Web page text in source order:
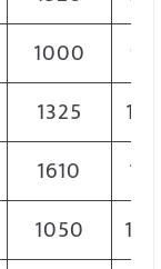
1000
1325
1610
1050